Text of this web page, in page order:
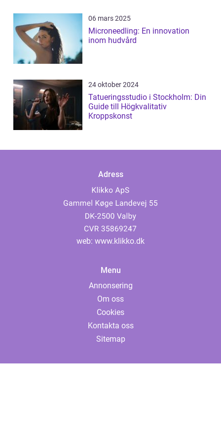
06 mars 2025
Microneedling: En innovation
inom hudvård
24 oktober 2024
Tatueringsstudio i Stockholm: Din
Guide till Högkvalitativ
Kroppskonst
Adress
web: www.klikko.dk
Menu
Annonsering
Om oss
Cookies
Kontakta oss
Sitemap